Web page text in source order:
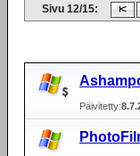
Sivu 12/15:
Päivitetty: